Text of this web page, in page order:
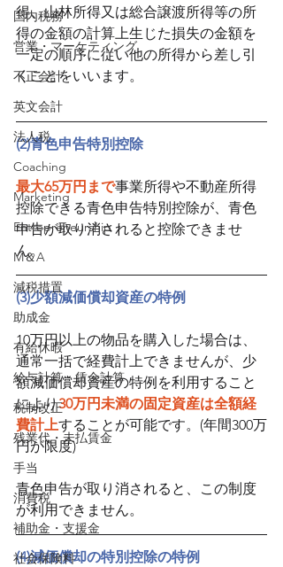
国内税務
営業・マーケティング
不正会計
英文会計
法人税
Coaching
Marketing
Entrepreneurship
M＆A
減税措置
助成金
有給休暇
給与計算・賃金計算
税制改正
残業代・未払賃金
手当
消費税
補助金・支援金
社会保険料
得、山林所得又は総合譲渡所得等の所
得の金額の計算上生じた損失の金額を
一定の順序に従い他の所得から差し引
くことをいいます。
(2)青色申告特別控除
最大65万円まで事業所得や不動産所得
控除できる青色申告特別控除が、青色
申告が取り消されると控除できませ
ん。
(3)少額減価償却資産の特例
10万円以上の物品を購入した場合は、
通常一括で経費計上できませんが、少
額減価償却資産の特例を利用すること
により30万円未満の固定資産は全額経
費計上することが可能です。(年間300万
円が限度)
青色申告が取り消されると、この制度
が利用できません。
(4)減価償却の特別控除の特例